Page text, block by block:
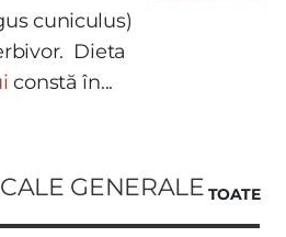
cuniculus)
Dieta
constă în...
GENERALE TOATE